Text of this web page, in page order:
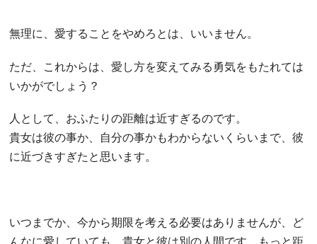
無理に、愛することをやめろとは、いいません。
ただ、これからは、愛し方を変えてみる勇気をもたれては
いかがでしょう？
人として、おふたりの距離は近すぎるのです。
貴女は彼の事か、自分の事かもわからないくらいまで、彼
に近づきすぎたと思います。
いつまでか、今から期限を考える必要はありませんが、ど